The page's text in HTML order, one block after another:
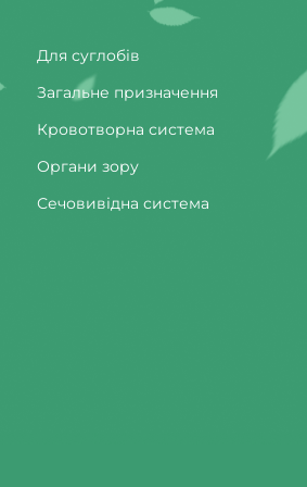
Для суглобів
Загальне призначення
Кровотворна система
Органи зору
Сечовивідна система